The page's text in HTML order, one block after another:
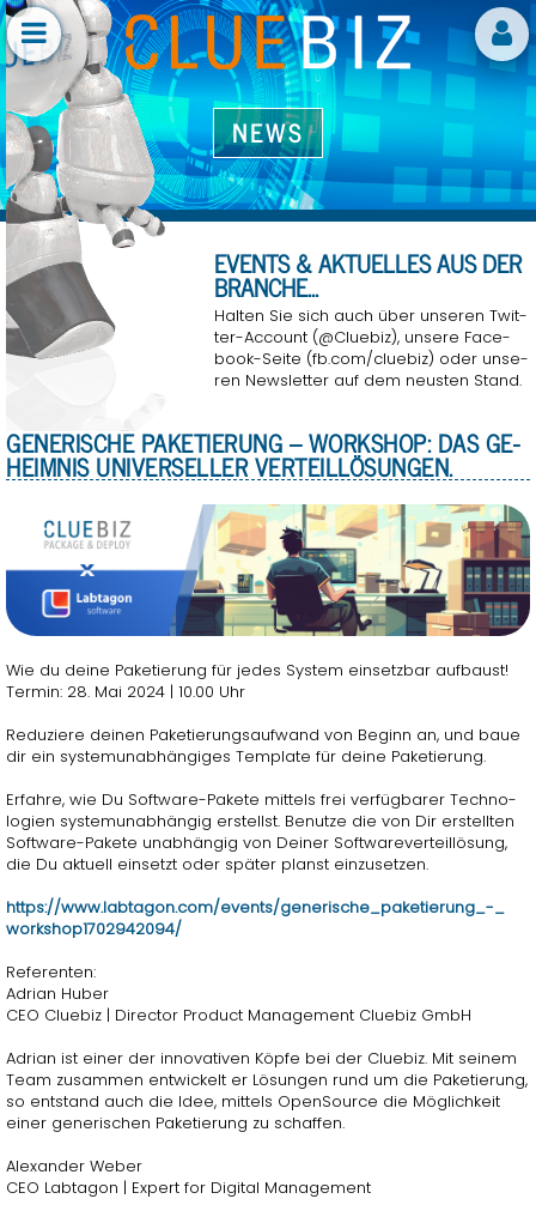
NEWS
EVENTS & AK­TU­EL­LES AUS DER
BRAN­CHE...
Hal­ten Sie sich auch über un­se­ren Twit­
ter-Ac­count (@Clue­biz), un­se­re Face­
book-Seite (fb.​com/​cluebiz) oder un­se­
ren News­let­ter auf dem neus­ten Stand.
GE­NE­RI­SCHE PA­KE­TIE­RUNG – WORK­SHOP: DAS GE­
HEIM­NIS UNI­VER­SEL­LER VER­TEIL­LÖ­SUN­GEN.
Wie du deine Pa­ke­tie­rung für jedes Sys­tem ein­setz­bar auf­baust!
Ter­min: 28. Mai 2024 | 10.00 Uhr
Re­du­zie­re dei­nen Pa­ke­tie­rungs­auf­wand von Be­ginn an, und baue
dir ein sys­tem­un­ab­hän­gi­ges Tem­pla­te für deine Pa­ke­tie­rung.
Er­fah­re, wie Du Soft­ware-Pa­ke­te mit­tels frei ver­füg­ba­rer Tech­no­
lo­gi­en sys­tem­un­ab­hän­gig er­stellst. Be­nut­ze die von Dir er­stell­ten
Soft­ware-Pa­ke­te un­ab­hän­gig von Dei­ner Soft­ware­ver­teil­lö­sung,
die Du ak­tu­ell ein­setzt oder spä­ter planst ein­zu­set­zen.
https://​www.​labtagon.​com/​events/​generische_​pak​etie​rung​_-_​
wor​ksho​p170​2942​094/
Re­fe­ren­ten:
Adri­an Huber
CEO Clue­biz | Di­rec­tor Pro­duct Ma­nage­ment Clue­biz GmbH
Adri­an ist einer der in­no­va­ti­ven Köpfe bei der Clue­biz. Mit sei­nem
Team zu­sam­men ent­wi­ckelt er Lö­sun­gen rund um die Pa­ke­tie­rung,
so ent­stand auch die Idee, mit­tels Open­Sour­ce die Mög­lich­keit
einer ge­ne­ri­schen Pa­ke­tie­rung zu schaf­fen.
Alex­an­der Weber
CEO Lab­ta­gon | Ex­pert for Di­gi­tal Ma­nage­ment